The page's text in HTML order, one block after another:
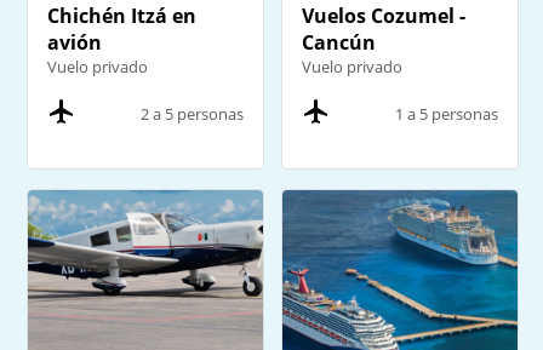
Chichén Itzá en
avión
Vuelo privado
2 a 5 personas
Vuelos Cozumel -
Cancún
Vuelo privado
1 a 5 personas